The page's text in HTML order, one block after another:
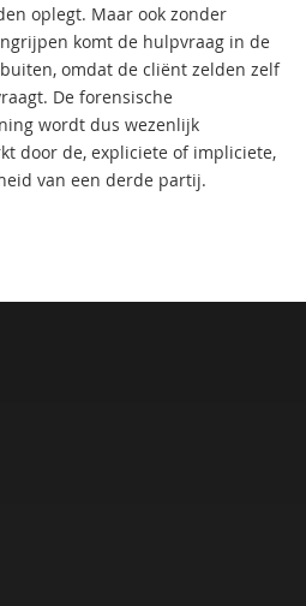
oplegt. Maar ook zonder
komt de hulpvraag in de
omdat de cliënt zelden zelf
De forensische
wordt dus wezenlijk
door de, expliciete of impliciete,
van een derde partij.